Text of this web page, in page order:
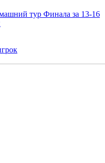
тур Финала за 13-16